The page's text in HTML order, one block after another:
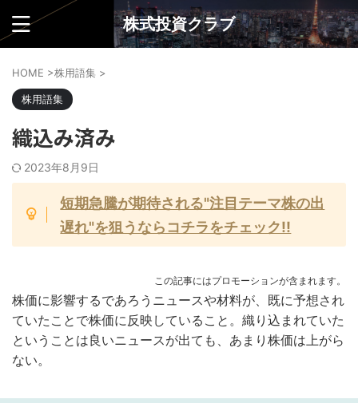
株式投資クラブ
HOME >株用語集 >
株用語集
織込み済み
2023年8月9日
短期急騰が期待される"注目テーマ株の出
遅れ"を狙うならコチラをチェック!!
この記事にはプロモーションが含まれます。
株価に影響するであろうニュースや材料が、既に予想され
ていたことで株価に反映していること。織り込まれていた
ということは良いニュースが出ても、あまり株価は上がら
ない。